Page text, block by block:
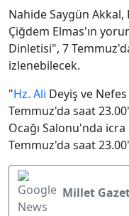
Nahide Saygün Akkal,
Çiğdem Elmas'ın
Dinletisi", 7
izlenebilecek.
"Hz. Ali Deyiş ve
Temmuz'da saat
Ocağı Salonu'nda
Temmuz'da saat
Millet